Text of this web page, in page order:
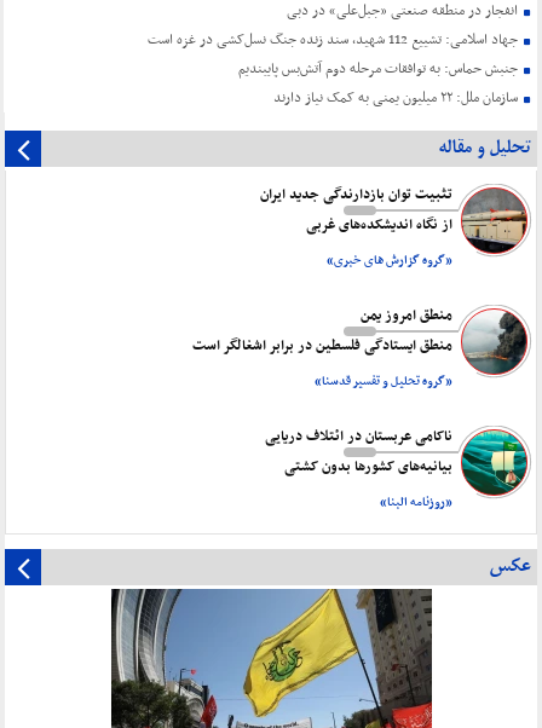
انفجار در منطقه صنعتی «جبل‌علی» در دبی
جهاد اسلامی: تشییع 112 شهید، سند زنده جنگ نسل‌کشی در غزه است
جنبش حماس: به توافقات مرحله دوم آتش‌بس پایبندیم
سازمان ملل: ۲۲ میلیون یمنی به کمک نیاز دارند
تحلیل و مقاله
تثبیت توان بازدارندگی جدید ایران
از نگاه اندیشکده‌های غربی
«گروه گزارش های خبری»
منطق امروز یمن
منطق ایستادگی فلسطین در برابر اشغالگر است
«گروه تحلیل و تفسیر قدسنا»
ناکامی عربستان در ائتلاف دریایی
بیانیه‌های کشورها بدون کشتی
«روزنامه البنا»
عکس